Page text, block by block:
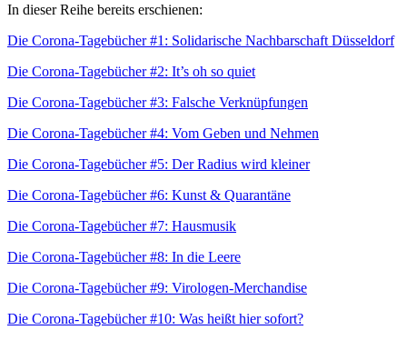
In dieser Reihe bereits erschienen:
Die Corona-Tagebücher #1: Solidarische Nachbarschaft Düsseldorf
Die Corona-Tagebücher #2: It’s oh so quiet
Die Corona-Tagebücher #3: Falsche Verknüpfungen
Die Corona-Tagebücher #4: Vom Geben und Nehmen
Die Corona-Tagebücher #5: Der Radius wird kleiner
Die Corona-Tagebücher #6: Kunst & Quarantäne
Die Corona-Tagebücher #7: Hausmusik
Die Corona-Tagebücher #8: In die Leere
Die Corona-Tagebücher #9: Virologen-Merchandise
Die Corona-Tagebücher #10: Was heißt hier sofort?